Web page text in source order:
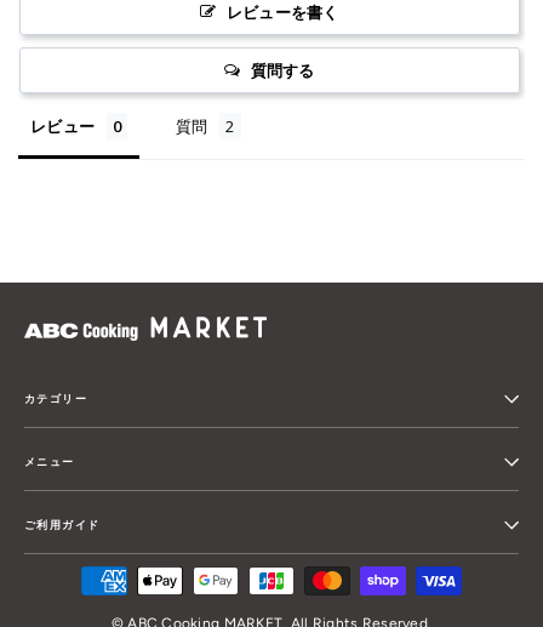
レビューを書く
質問する
レビュー 質問
カテゴリー
メニュー
ご利用ガイド
© ABC Cooking MARKET. All Rights Reserved.